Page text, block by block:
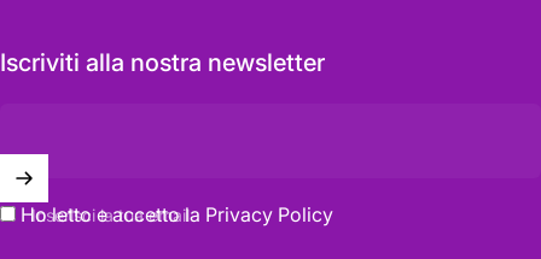
Iscriviti alla nostra newsletter
Inserisci la tua email
Ho letto e accetto la Privacy Policy